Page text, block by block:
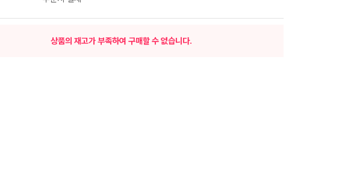
상품의 재고가 부족하여 구매할 수 없습니다.